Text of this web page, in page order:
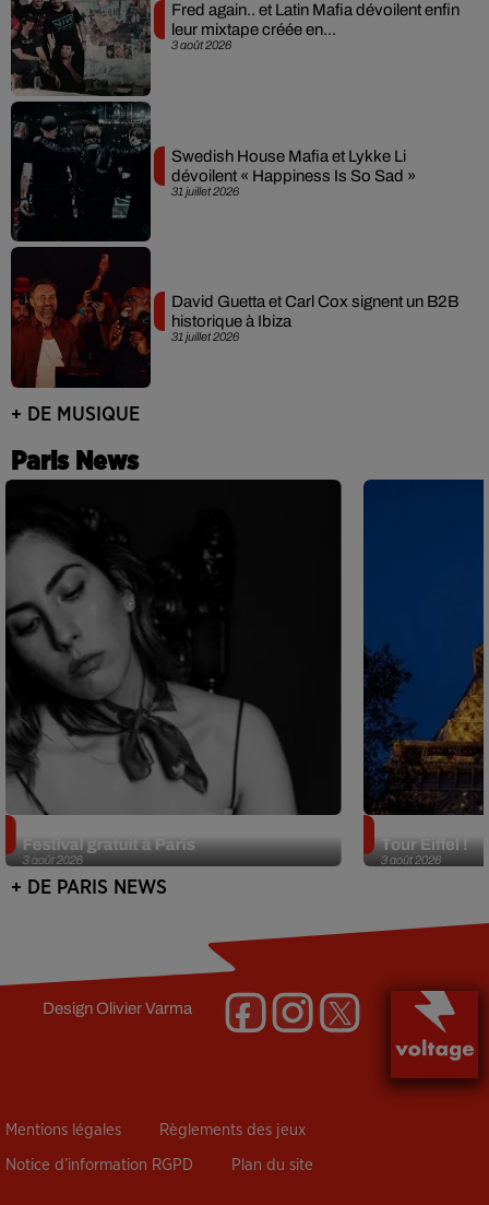
3 août 2026
Fred again.. et Latin Mafia dévoilent enfin
leur mixtape créée en...
31 juillet 2026
Swedish House Mafia et Lykke Li
dévoilent « Happiness Is So Sad »
31 juillet 2026
David Guetta et Carl Cox signent un B2B
historique à Ibiza
+ DE MUSIQUE
Paris News
3 août 2026
Festival gratuit à Paris
3 août 2026
Tour Eiffel !
+ DE PARIS NEWS
DesignOlivier Varma
Mentions légales Règlements des jeux
Notice d’information RGPD Plan du site